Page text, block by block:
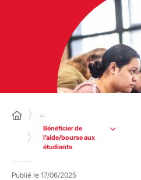
…
Bénéficier de
l’aide/bourse aux
étudiants
Publié le 17/06/2025